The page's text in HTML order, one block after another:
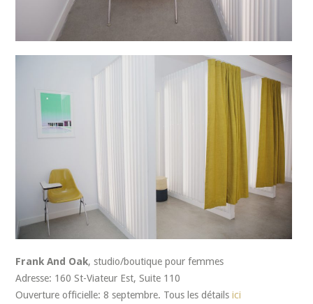
Frank And Oak, studio/boutique pour femmes
Adresse: 160 St-Viateur Est, Suite 110
Ouverture officielle: 8 septembre. Tous les détails ici